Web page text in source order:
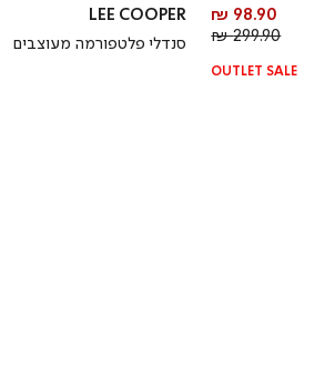
מחיר
מוצר
98.90 ₪
מחיר
299.90 ₪
OUTLET SALE
LEE COOPER
סנדלי פלטפורמה מעוצבים